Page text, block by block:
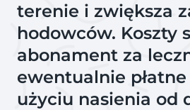
terenie i zwiększa
hodowców. Koszty
abonament za
ewentualnie
użyciu nasienia od